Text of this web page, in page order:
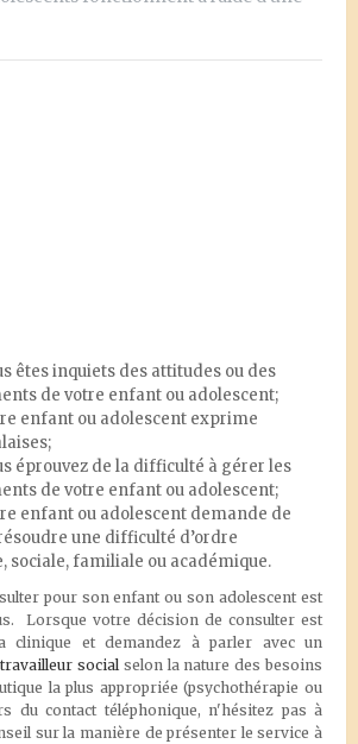
êtes inquiets des attitudes ou des
de votre enfant ou adolescent;
enfant ou adolescent exprime
éprouvez de la difficulté à gérer les
de votre enfant ou adolescent;
enfant ou adolescent demande de
une difficulté d’ordre
sociale, familiale ou académique.
pour son enfant ou son adolescent est
Lorsque votre décision de consulter est
clinique et demandez à parler avec un
travailleur social selon la nature des besoins
la plus appropriée (psychothérapie ou
du contact téléphonique, n'hésitez pas à
sur la manière de présenter le service à